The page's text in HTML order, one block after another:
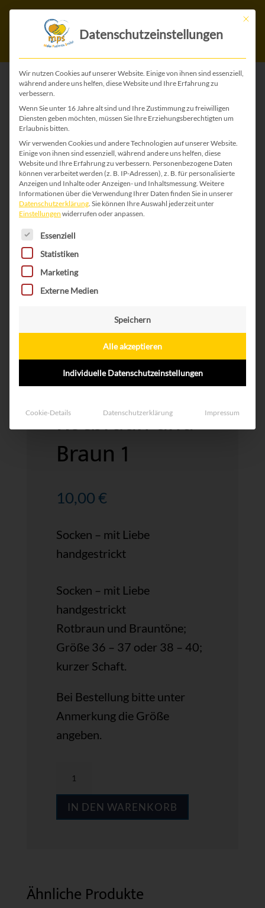
Socken in
Rotbraun und
Braun 1
10,00€
Socken – mit Liebe
handgestrickt
Socken – mit Liebe
handgestrickt
Rotbraun und Brauntöne;
Größe 36 – 37 oder 38 – 40;
kurzer Schaft.
Bei Bestellung bitte unter
Anmerkung die Größe
angeben.
Rotbraun
Menge
IN DEN WARENKORB
Ähnliche Produkte
Mit
Datenschutzeinstellungen
Wir nutzen Cookies auf unserer Website. Einige von ihnen sind essenziell,
während andere uns helfen, diese Website und Ihre Erfahrung zu
verbessern.
Wenn Sie unter 16 Jahre alt sind und Ihre Zustimmung zu freiwilligen
Diensten geben möchten, müssen Sie Ihre Erziehungsberechtigten um
Erlaubnis bitten.
Wir verwenden Cookies und andere Technologien auf unserer Website.
Einige von ihnen sind essenziell, während andere uns helfen, diese
Website und Ihre Erfahrung zu verbessern. Personenbezogene Daten
können verarbeitet werden (z. B. IP-Adressen), z. B. für personalisierte
Anzeigen und Inhalte oder Anzeigen- und Inhaltsmessung. Weitere
Informationen über die Verwendung Ihrer Daten finden Sie in unserer
Datenschutzerklärung. Sie können Ihre Auswahl jederzeit unter
Einstellungen widerrufen oder anpassen.
Es folgt eine Liste der Service-Gruppen, für die
Essenziell
Statistiken
Marketing
Externe Medien
Speichern
Alle akzeptieren
Individuelle Datenschutzeinstellungen
Cookie-Details Datenschutzerklärung Impressum